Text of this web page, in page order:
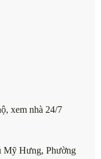
xem nhà 24/7
Mỹ Hưng, Phường